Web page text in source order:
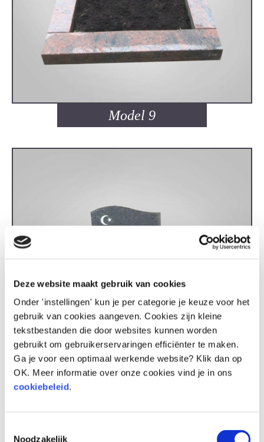
Deze website maakt gebruik van cookies
Onder 'instellingen' kun je per categorie je keuze voor het
gebruik van cookies aangeven. Cookies zijn kleine
tekstbestanden die door websites kunnen worden
gebruikt om gebruikerservaringen efficiënter te maken.
Ga je voor een optimaal werkende website? Klik dan op
OK. Meer informatie over onze cookies vind je in ons
cookiebeleid.
Noodzakelijk
Model 9